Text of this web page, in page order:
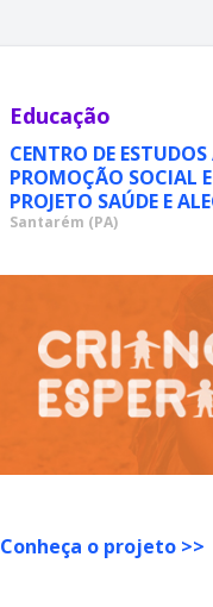
Educação
CENTRO DE
PROMOÇÃO SOCIAL
PROJETO SAÚDE E
Santarém (PA)
Conheça o projeto >>